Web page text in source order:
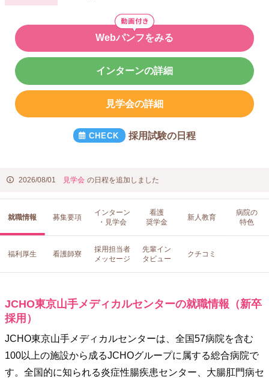
Webパンフをみる
インターンの詳細
見学会の詳細
採用試験の日程
2026/08/01 見学会 の日程を追加しました
就職情報 募集要項
インターン
・見学会
看護
奨学金
新人教育
病院の
特色
福利厚生 看護師寮
採用担当者
メッセージ
先輩イン
タビュー
クチコミ
JCHO東京山手メディカルセンターの就職情報（新卒
採用）
JCHO東京山手メディカルセンターは、全国57病院を含む
100以上の施設から成るJCHOグループに属する総合病院で
す。全国的に知られる炎症性腸疾患センター、大腸肛門病セ